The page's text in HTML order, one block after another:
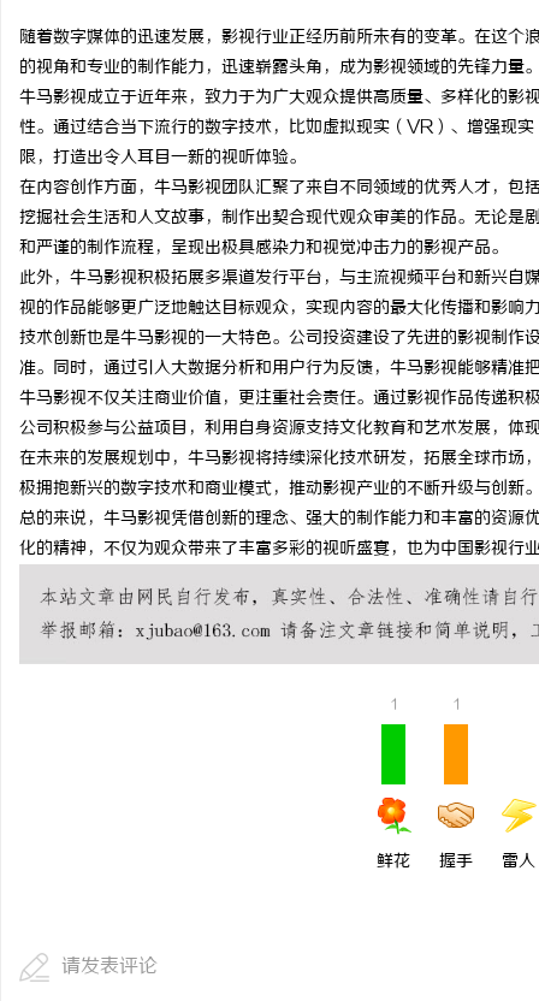
随着数字媒体的迅速发展，影视行业正经历前所未有的变革。在这
的视角和专业的制作能力，迅速崭露头角，成为影视领域的先锋力量
牛马影视成立于近年来，致力于为广大观众提供高质量、多样化的
性。通过结合当下流行的数字技术，比如虚拟现实（VR）、增强现
限，打造出令人耳目一新的视听体验。
在内容创作方面，牛马影视团队汇聚了来自不同领域的优秀人才，
挖掘社会生活和人文故事，制作出契合现代观众审美的作品。无论
和严谨的制作流程，呈现出极具感染力和视觉冲击力的影视产品。
此外，牛马影视积极拓展多渠道发行平台，与主流视频平台和新兴
视的作品能够更广泛地触达目标观众，实现内容的最大化传播和影响
技术创新也是牛马影视的一大特色。公司投资建设了先进的影视制
准。同时，通过引入大数据分析和用户行为反馈，牛马影视能够精准
牛马影视不仅关注商业价值，更注重社会责任。通过影视作品传递
公司积极参与公益项目，利用自身资源支持文化教育和艺术发展，体
在未来的发展规划中，牛马影视将持续深化技术研发，拓展全球市
极拥抱新兴的数字技术和商业模式，推动影视产业的不断升级与创新
总的来说，牛马影视凭借创新的理念、强大的制作能力和丰富的资
化的精神，不仅为观众带来了丰富多彩的视听盛宴，也为中国影视行
1
鲜花
1
握手 雷人
请发表评论
揭秘！专业充电桩项目
哪些行业秘诀？